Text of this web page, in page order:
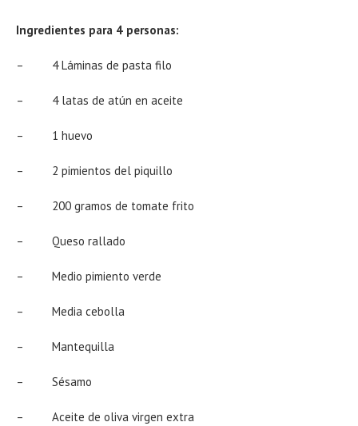
Ingredientes para 4 personas:
– 4 Láminas de pasta filo
– 4 latas de atún en aceite
– 1 huevo
– 2 pimientos del piquillo
– 200 gramos de tomate frito
– Queso rallado
– Medio pimiento verde
– Media cebolla
– Mantequilla
– Sésamo
– Aceite de oliva virgen extra